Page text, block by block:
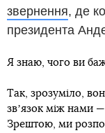
звернення, де
президента
Я знаю, чого ви
Так, зрозуміло,
звʼязок між нами
Зрештою, ми